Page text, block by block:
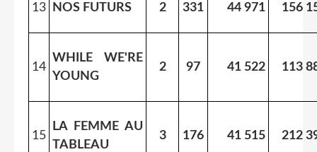
13 NOS FUTURS 2 331 44 971 156
14
WHILE WE'RE
YOUNG
2 97 41 522 113
15
LA FEMME AU
TABLEAU
3 176 41 515 212